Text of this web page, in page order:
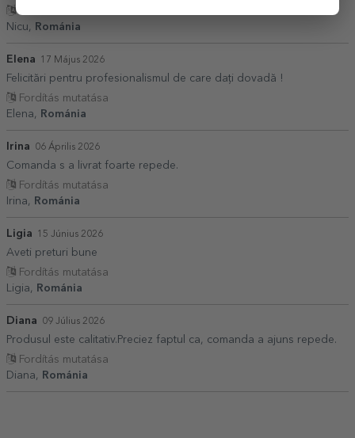
Fordítás mutatása
Nicu,
Románia
Elena 17 Május 2026
Felicitări pentru profesionalismul de care dați dovadă !
Fordítás mutatása
Elena,
Románia
Irina 06 Április 2026
Comanda s a livrat foarte repede.
Fordítás mutatása
Irina,
Románia
Ligia 15 Június 2026
Aveti preturi bune
Fordítás mutatása
Ligia,
Románia
Diana 09 Július 2026
Produsul este calitativ.Preciez faptul ca, comanda a ajuns repede.
Fordítás mutatása
Diana,
Románia